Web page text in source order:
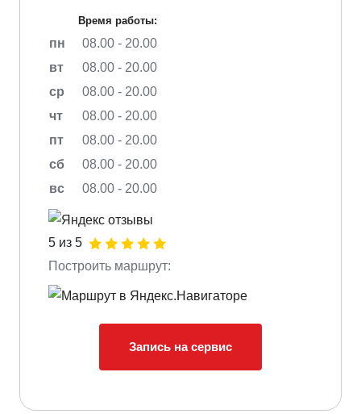
Время работы:
пн
08.00 - 20.00
вт
08.00 - 20.00
ср
08.00 - 20.00
чт
08.00 - 20.00
пт
08.00 - 20.00
сб
08.00 - 20.00
вс
08.00 - 20.00
5 из 5
Построить маршрут:
Запись на сервис